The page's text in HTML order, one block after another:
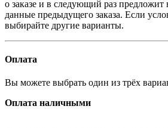
о заказе и в следующий раз предложит
данные предыдущего заказа. Если
выбирайте другие варианты.
Оплата
Вы можете выбрать один из трёх
Оплата наличными